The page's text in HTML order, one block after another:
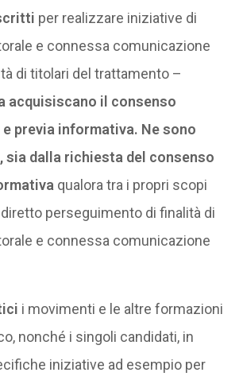
per realizzare iniziative di
e connessa comunicazione
di titolari del trattamento –
acquisiscano il consenso
previa informativa. Ne sono
sia dalla richiesta del consenso
qualora tra i propri scopi
perseguimento di finalità di
e connessa comunicazione
i movimenti e le altre formazioni
nonché i singoli candidati, in
iniziative ad esempio per